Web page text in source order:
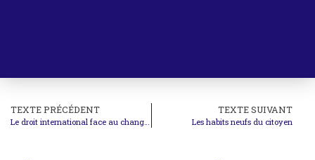
TEXTE PRÉCÉDENT TEXTE SUIVANT
Les habits neufs du citoyen